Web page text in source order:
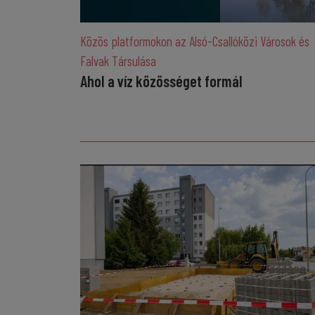
Közös platformokon az Alsó-Csallóközi Városok és
Falvak Társulása
Ahol a víz közösséget formál